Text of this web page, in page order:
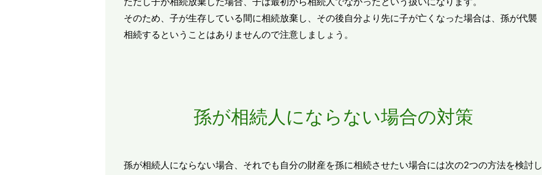
そのため、子が生存している間に相続放棄し、その後自分より先に子が亡くなった場合は、孫が代襲
相続するということはありませんので注意しましょう。
孫が相続人にならない場合の対策
孫が相続人にならない場合、それでも自分の財産を孫に相続させたい場合には次の2つの方法を検討し